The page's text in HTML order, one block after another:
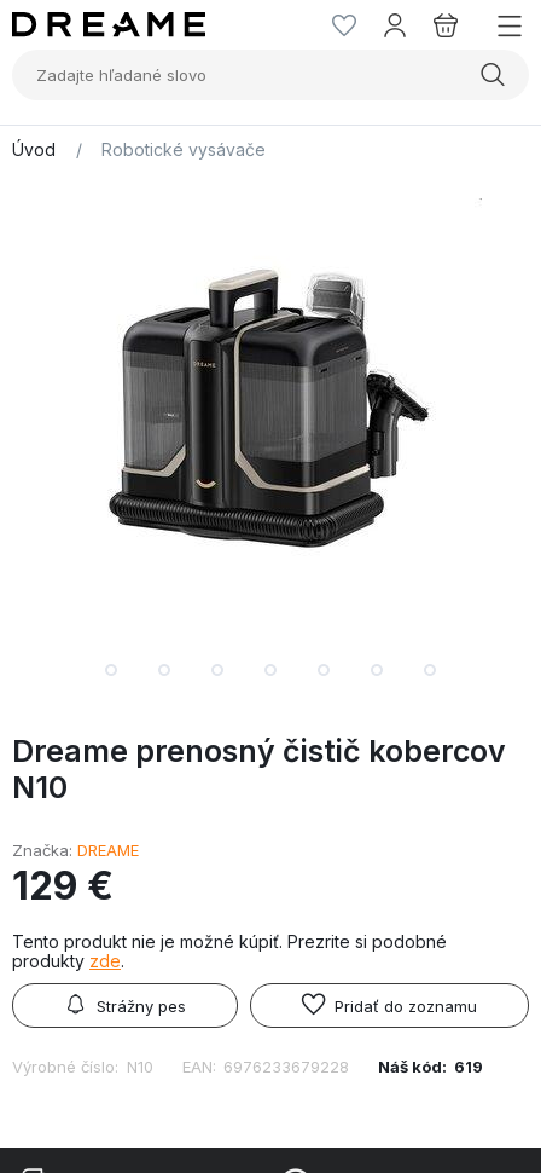
Úvod / Robotické vysávače
Dreame prenosný čistič kobercov
N10
Značka DREAME
129 €
Tento produkt nie je možné kúpiť. Prezrite si podobné
produkty zde.
Strážny pes Pridať do zoznamu
Výrobné číslo: N10 EAN: 6976233679228 Náš kód: 619